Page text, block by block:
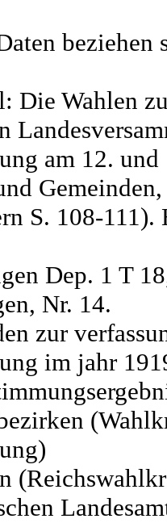
Die Wahlen
am 12. und
S. 108-
Dep. 1 T
Nr. 14.
zur
im jahr